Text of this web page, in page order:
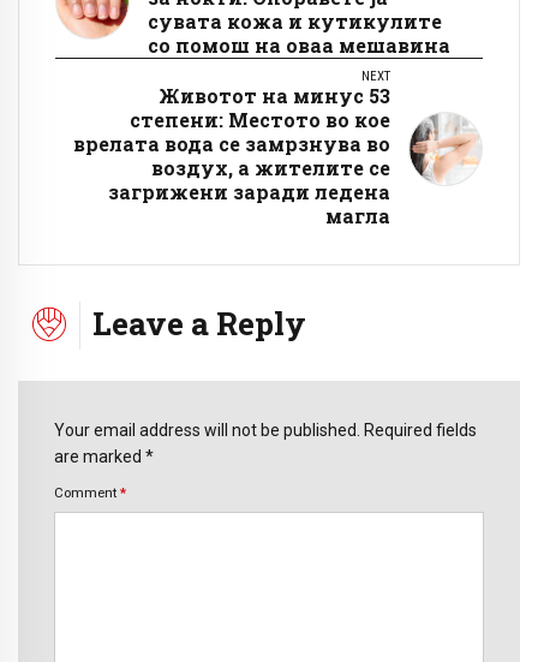
сувата кожа и кутикулите
со помош на оваа мешавина
NEXT
Животот на минус 53
степени: Местото во кое
врелата вода се замрзнува во
воздух, а жителите се
загрижени заради ледена
магла
Leave a Reply
Your email address will not be published. Required fields
are marked *
Comment *